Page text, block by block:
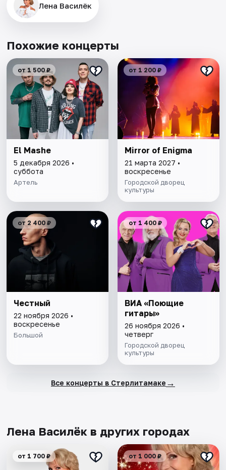
Лена Василёк
Похожие концерты
от 1 500 ₽
El Mashe
5 декабря 2026 •
суббота
Артель
от 1 200 ₽
Mirror of Enigma
21 марта 2027 •
воскресенье
Городской дворец
культуры
от 2 400 ₽
Честный
22 ноября 2026 •
воскресенье
Большой
от 1 400 ₽
ВИА «Поющие
гитары»
26 ноября 2026 •
четверг
Городской дворец
культуры
Все концерты в Стерлитамаке →
Лена Василёк в других городах
от 1 700 ₽ от 1 000 ₽